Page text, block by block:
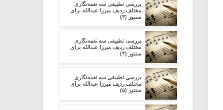
بررسی تطبیقی سه نغمه‌نگاری
مختلف ردیف میرزا عبدالله برای
سنتور (۳)
بررسی تطبیقی سه نغمه‌نگاری
مختلف ردیف میرزا عبدالله برای
سنتور (۴)
بررسی تطبیقی سه نغمه‌نگاری
مختلف ردیف میرزا عبدالله برای
سنتور (۵)